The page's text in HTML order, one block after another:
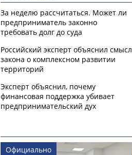
За неделю рассчитаться. Может ли
предприниматель законно
требовать долг до суда
Российский эксперт объяснил смысл
закона о комплексном развитии
территорий
Эксперт объяснил, почему
финансовая поддержка убивает
предпринимательский дух
Официально